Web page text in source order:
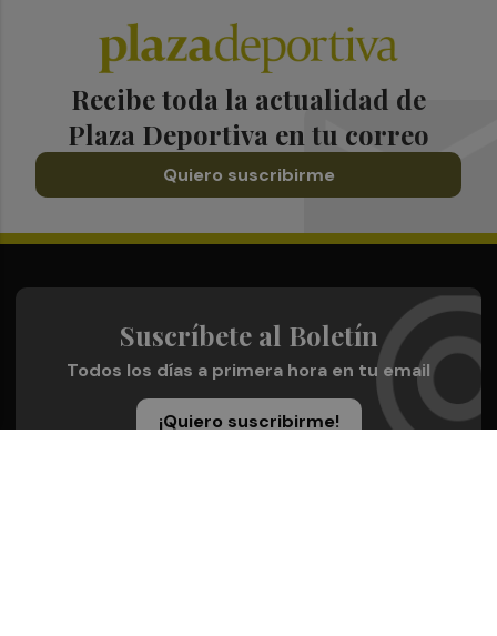
Recibe toda la actualidad de
Plaza Deportiva en tu correo
Quiero suscribirme
Suscríbete al Boletín
Todos los días a primera hora en tu email
¡Quiero suscribirme!